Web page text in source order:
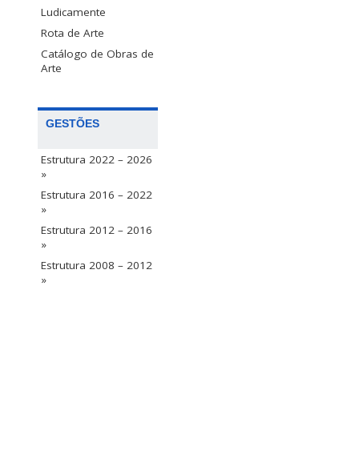
Ludicamente
Rota de Arte
Catálogo de Obras de
Arte
GESTÕES
Estrutura 2022 – 2026
»
Estrutura 2016 – 2022
»
Estrutura 2012 – 2016
»
Estrutura 2008 – 2012
»